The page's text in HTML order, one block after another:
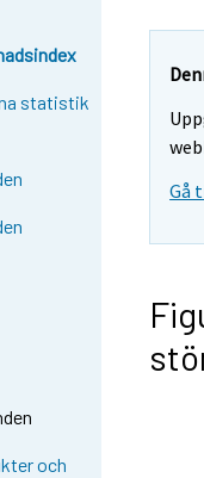
statistik
och
Gå